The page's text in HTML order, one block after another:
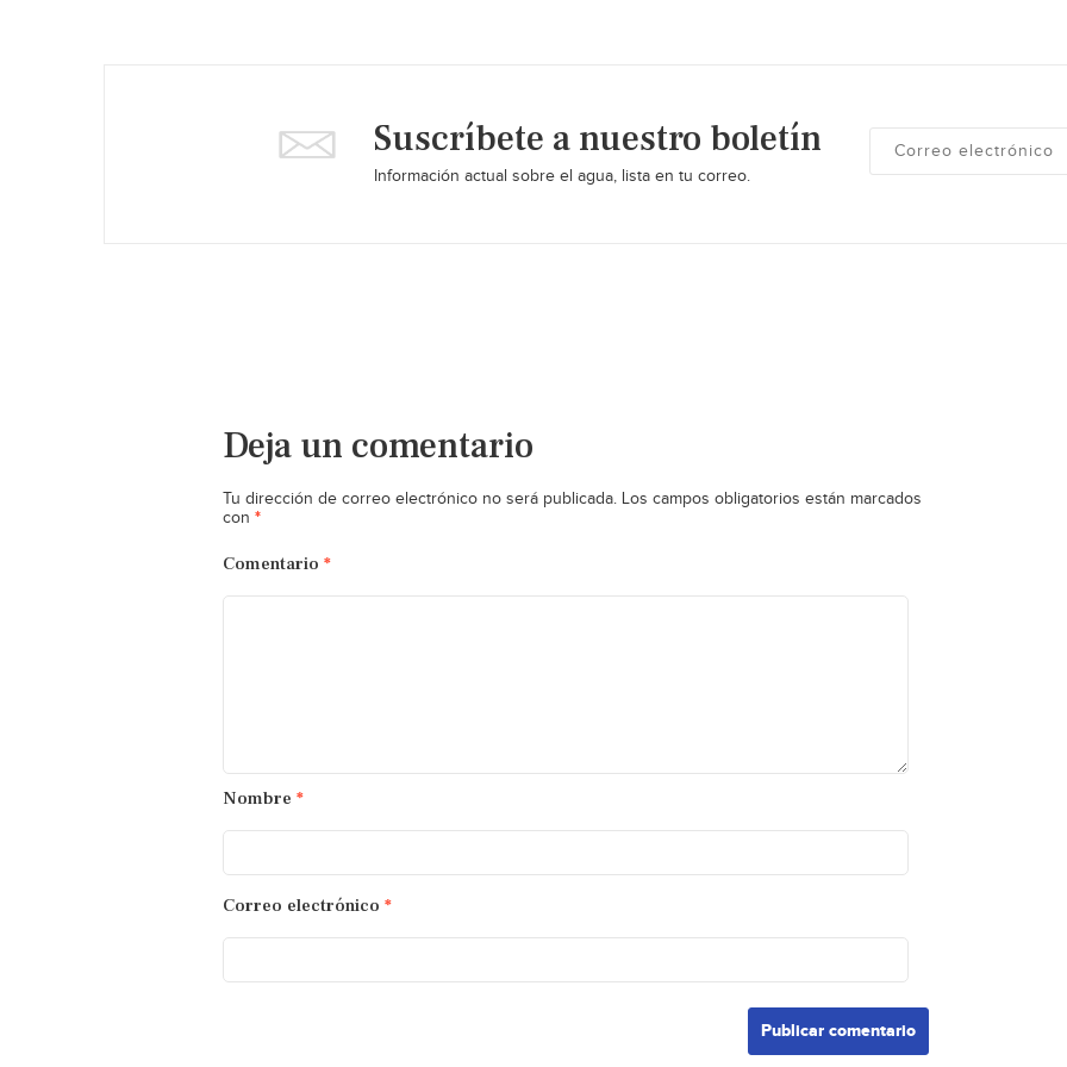
Suscríbete a nuestro boletín
Información actual sobre el agua, lista en tu correo.
Deja un comentario
Tu dirección de correo electrónico no será publicada. Los campos obligatorios están marcados
con *
Comentario *
Nombre *
Correo electrónico *